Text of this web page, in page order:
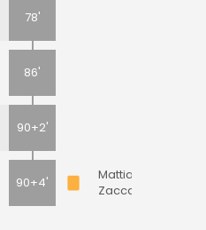
78'
86'
90+2'
90+4'
Mattia
Zaccagni